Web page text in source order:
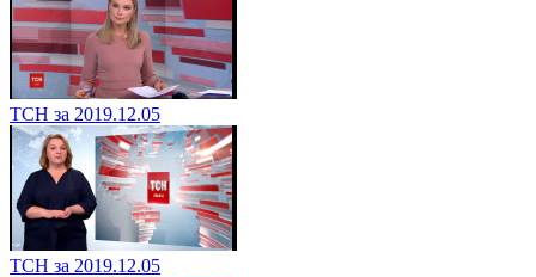
ТСН за 2019.12.05
ТСН за 2019.12.05